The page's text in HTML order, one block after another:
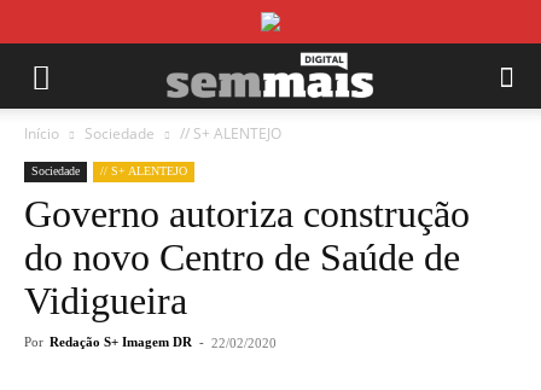
Início Sociedade // S+ ALENTEJO
Sociedade // S+ ALENTEJO
Governo autoriza construção
do novo Centro de Saúde de
Vidigueira
Por Redação S+ Imagem DR - 22/02/2020